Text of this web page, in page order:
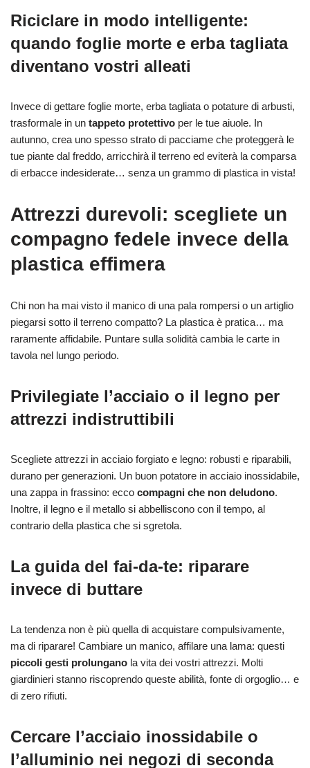
Riciclare in modo intelligente:
quando foglie morte e erba tagliata
diventano vostri alleati
Invece di gettare foglie morte, erba tagliata o potature di arbusti,
trasformale in un tappeto protettivo per le tue aiuole. In
autunno, crea uno spesso strato di pacciame che proteggerà le
tue piante dal freddo, arricchirà il terreno ed eviterà la comparsa
di erbacce indesiderate… senza un grammo di plastica in vista!
Attrezzi durevoli: scegliete un
compagno fedele invece della
plastica effimera
Chi non ha mai visto il manico di una pala rompersi o un artiglio
piegarsi sotto il terreno compatto? La plastica è pratica… ma
raramente affidabile. Puntare sulla solidità cambia le carte in
tavola nel lungo periodo.
Privilegiate l’acciaio o il legno per
attrezzi indistruttibili
Scegliete attrezzi in acciaio forgiato e legno: robusti e riparabili,
durano per generazioni. Un buon potatore in acciaio inossidabile,
una zappa in frassino: ecco compagni che non deludono.
Inoltre, il legno e il metallo si abbelliscono con il tempo, al
contrario della plastica che si sgretola.
La guida del fai-da-te: riparare
invece di buttare
La tendenza non è più quella di acquistare compulsivamente,
ma di riparare! Cambiare un manico, affilare una lama: questi
piccoli gesti prolungano la vita dei vostri attrezzi. Molti
giardinieri stanno riscoprendo queste abilità, fonte di orgoglio… e
di zero rifiuti.
Cercare l’acciaio inossidabile o
l’alluminio nei negozi di seconda